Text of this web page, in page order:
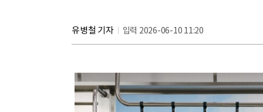
유병철 기자 입력 2026-06-10 11:20